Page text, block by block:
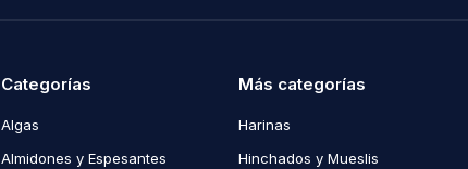
Categorías
Algas
Almidones y Espesantes
Más categorías
Harinas
Hinchados y Mueslis